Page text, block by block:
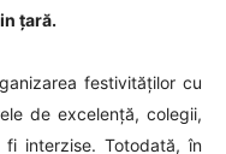
țară.
festivităților cu
de excelență, colegii,
fi interzise. Totodată, în